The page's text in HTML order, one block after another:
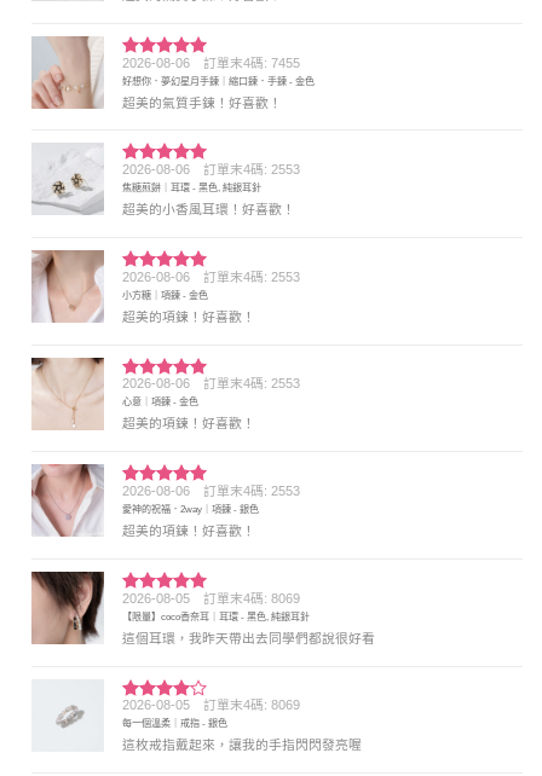
評分5滿
分 5
2026-08-06 訂單末4碼: 7455
好想你．夢幻星月手鍊｜縮口鍊．手鍊 - 金色
超美的氣質手鍊！好喜歡！
評分5 滿
分 5
2026-08-06 訂單末4碼: 2553
焦糖煎餅｜耳環 - 黑色, 純銀耳針
超美的小香風耳環！好喜歡！
評分5 滿
分 5
2026-08-06 訂單末4碼: 2553
小方糖｜項鍊 - 金色
超美的項鍊！好喜歡！
評分5 滿
分 5
2026-08-06 訂單末4碼: 2553
心意｜項鍊 - 金色
超美的項鍊！好喜歡！
評分5 滿
分 5
2026-08-06 訂單末4碼: 2553
愛神的祝福．2way｜項鍊 - 銀色
超美的項鍊！好喜歡！
評分5 滿
分 5
2026-08-05 訂單末4碼: 8069
【限量】coco香奈耳｜耳環 - 黑色, 純銀耳針
這個耳環，我昨天帶出去同學們都說很好看
評分4
滿分 5
2026-08-05 訂單末4碼: 8069
每一個溫柔｜戒指 - 銀色
這枚戒指戴起來，讓我的手指閃閃發亮喔